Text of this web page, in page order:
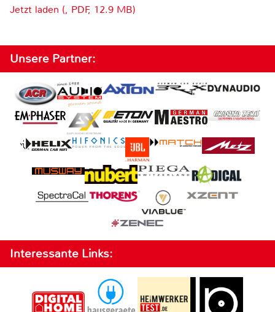
Jetzt laden (, PDF, 12.9 MB)
Unsere Partner:
Interessante Links: